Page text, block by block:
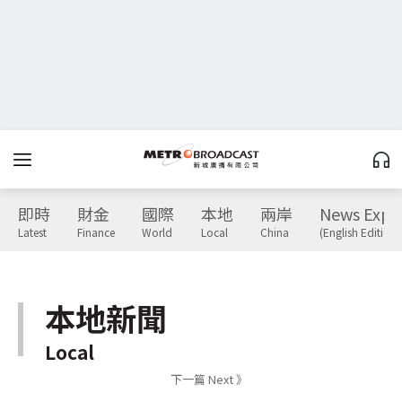
即時
Latest
財金
Finance
國際
World
本地
Local
兩岸
China
News
(English Edition)
本地新聞
Local
下一篇 Next 》